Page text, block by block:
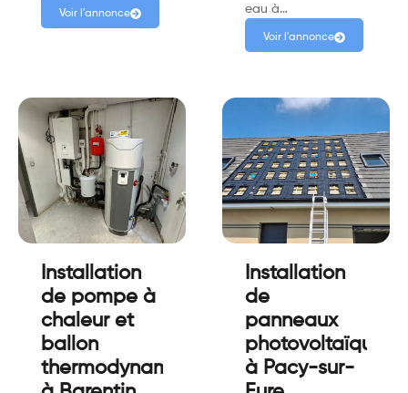
Voir l'annonce
eau à…
Voir l'annonce
Installation
de pompe à
chaleur et
ballon
thermodynamique
Installation
de
panneaux
photovoltaïques
à Pacy-sur-